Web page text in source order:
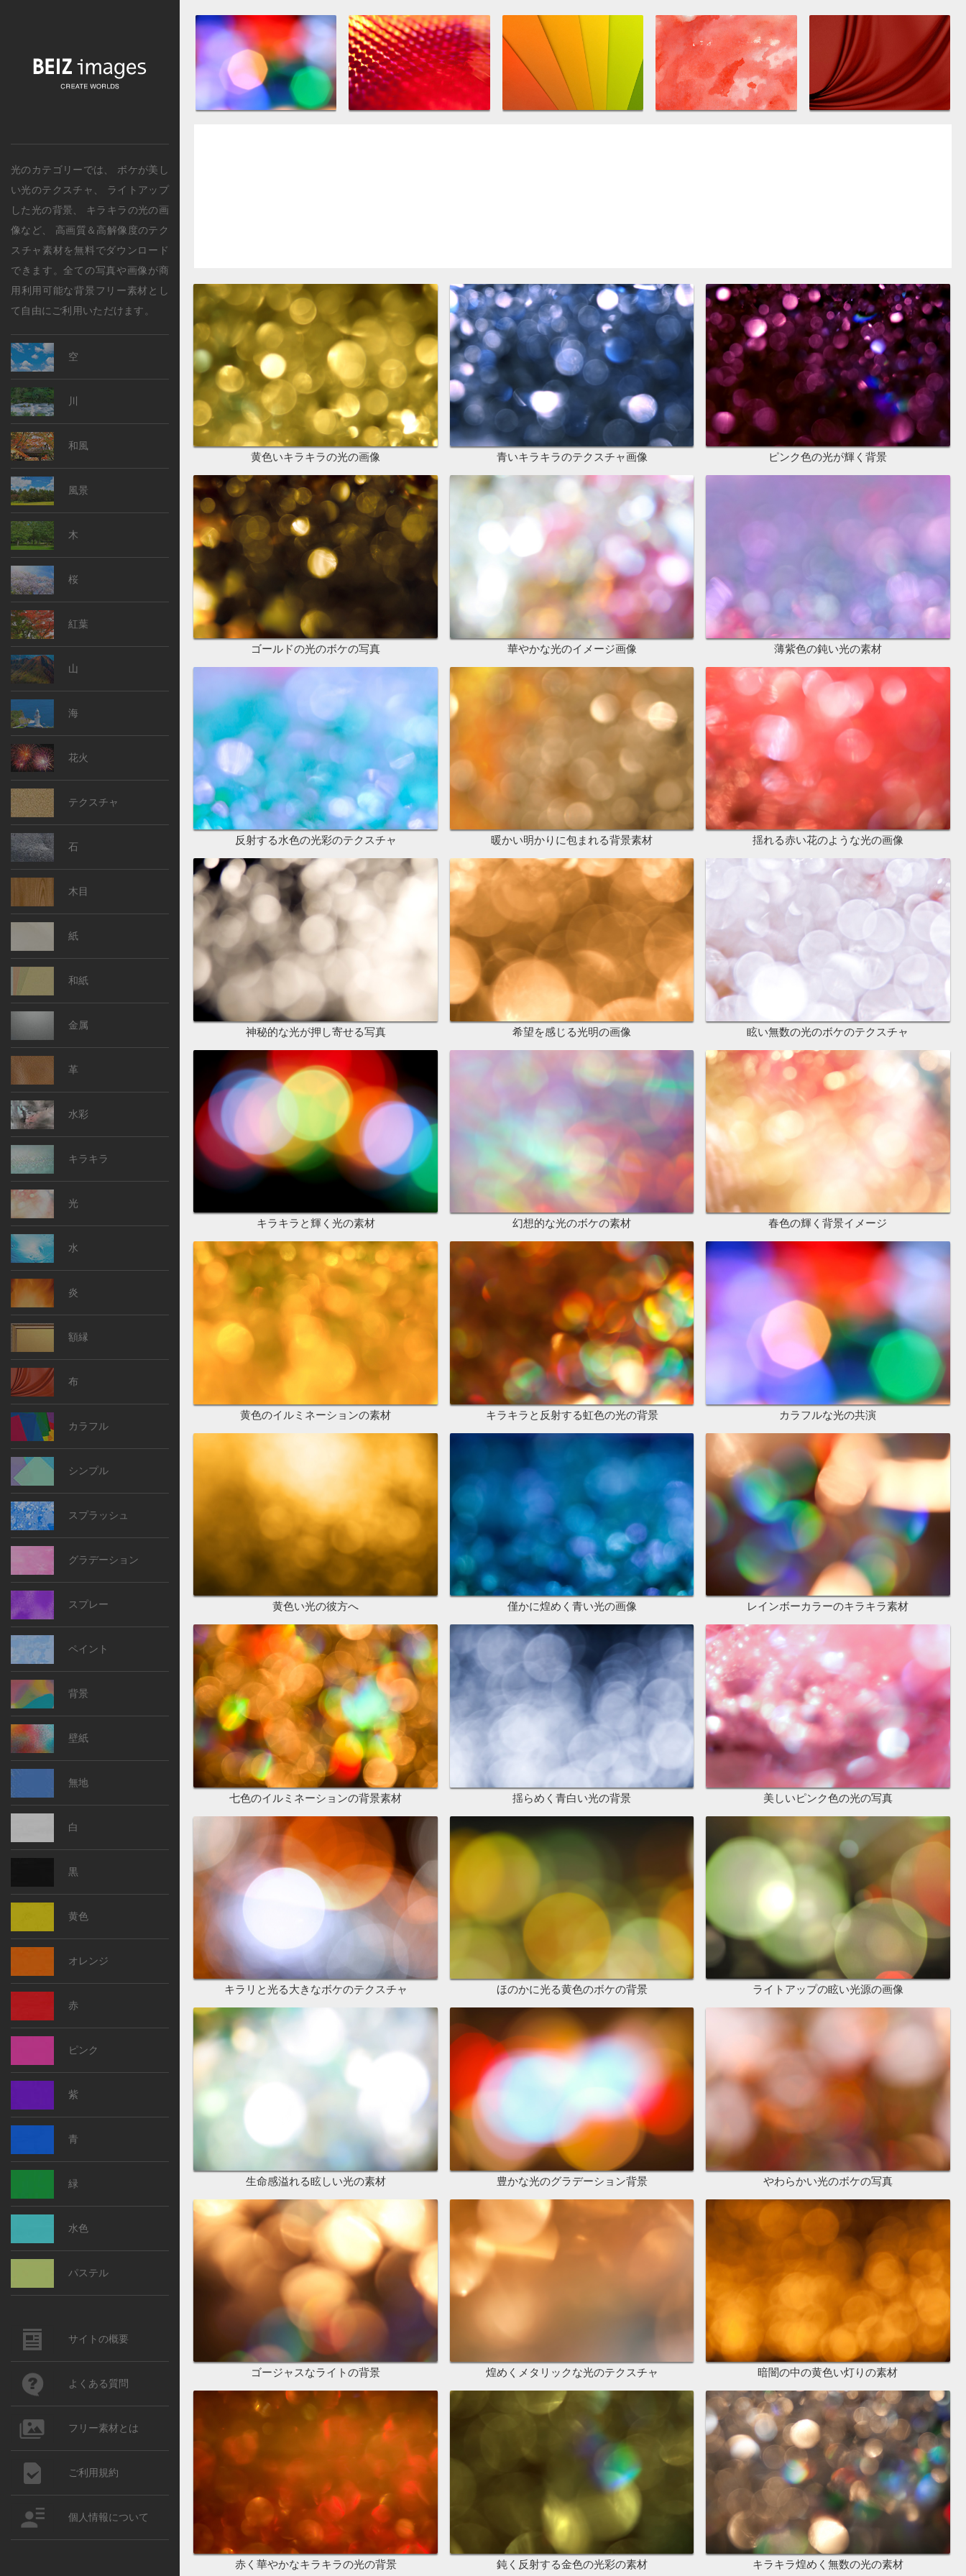
光のカテゴリーでは、
ボケが美し
い光のテクスチャ 、
ライトアップ
した光の背景、 キラキラの光の画
像など、 高画質＆高解像度のテク
スチャ素材を無料でダウンロード
できます。全ての写真や画像が商
用利用可能な背景フリー素材とし
て自由にご利用いただけます。
黄色いキラキラの光の画像 青いキラキラのテクスチャ画像 ピンク色の光が輝く背景
ゴールドの光のボケの写真 華やかな光のイメージ画像 薄紫色の鈍い光の素材
反射する水色の光彩のテクスチャ 暖かい明かりに包まれる背景素材 揺れる赤い花のような光の画像
神秘的な光が押し寄せる写真 希望を感じる光明の画像 眩い無数の光のボケのテクスチャ
キラキラと輝く光の素材 幻想的な光のボケの素材 春色の輝く背景イメージ
黄色のイルミネーションの素材 キラキラと反射する虹色の光の背景 カラフルな光の共演
黄色い光の彼方へ 僅かに煌めく青い光の画像 レインボーカラーのキラキラ素材
七色のイルミネーションの背景素材 揺らめく青白い光の背景 美しいピンク色の光の写真
キラリと光る大きなボケのテクスチャ ほのかに光る黄色のボケの背景 ライトアップの眩い光源の画像
生命感溢れる眩しい光の素材 豊かな光のグラデーション背景 やわらかい光のボケの写真
ゴージャスなライトの背景 煌めくメタリックな光のテクスチャ 暗闇の中の黄色い灯りの素材
赤く華やかなキラキラの光の背景 鈍く反射する金色の光彩の素材 キラキラ煌めく無数の光の素材
空
川
和風
風景
木
桜
紅葉
山
海
花火
テクスチャ
石
木目
紙
和紙
金属
革
水彩
キラキラ
光
水
炎
額縁
布
カラフル
シンプル
スプラッシュ
グラデーション
スプレー
ペイント
背景
壁紙
無地
白
黒
黄色
オレンジ
赤
ピンク
紫
青
緑
水色
パステル
サイトの概要
よくある質問
フリー素材とは
ご利用規約
個人情報について